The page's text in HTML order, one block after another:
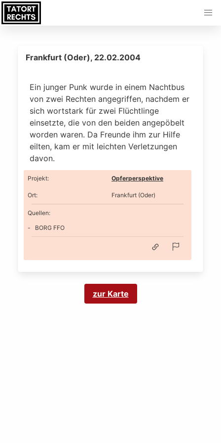
Frankfurt (Oder), 22.02.2004
Ein junger Punk wurde in einem Nachtbus
von zwei Rechten angegriffen, nachdem er
sich wortstark für zwei Flüchtlinge
einsetzte, die von den beiden angepöbelt
worden waren. Da Freunde ihm zur Hilfe
eilten, kam er mit leichten Verletzungen
davon.
Projekt: Opferperspektive
Ort: Frankfurt (Oder)
Quellen:
BORG FFO
zur Karte